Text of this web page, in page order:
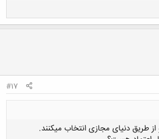
#17
طریق دنیای مجازی انتخاب میکنند.